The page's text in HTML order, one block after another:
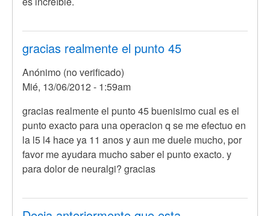
gracias realmente el punto 45
Anónimo (no verificado)
Mié, 13/06/2012 - 1:59am
gracias realmente el punto 45 buenisimo cual es el
punto exacto para una operacion q se me efectuo en
la l5 l4 hace ya 11 anos y aun me duele mucho, por
favor me ayudara mucho saber el punto exacto. y
para dolor de neuralgi? gracias